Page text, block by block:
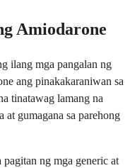
Amiodarone
ilang mga pangalan ng
ang pinakakaraniwan sa
tinatawag lamang na
gumagana sa parehong
ng mga generic at